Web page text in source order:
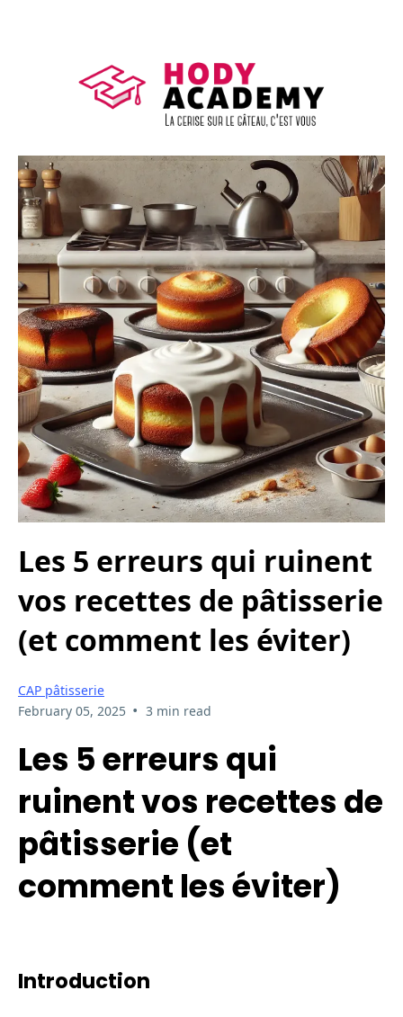
Les 5 erreurs qui ruinent
vos recettes de pâtisserie
(et comment les éviter)
CAP pâtisserie
February 05, 2025 • 3 min read
Les 5 erreurs qui
ruinent vos recettes de
pâtisserie (et
comment les éviter)
Introduction